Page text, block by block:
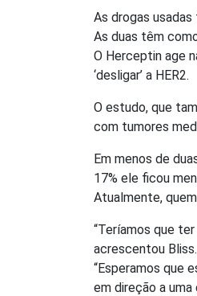
As drogas
As duas têm
O Herceptin age
‘desligar’ a HER2.
O estudo, que
com tumores
Em menos de
17% ele ficou
Atualmente,
“Teríamos que
acrescentou Bliss.
“Esperamos que
em direção a